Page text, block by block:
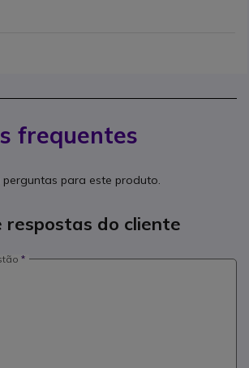
frequentes
para este produto.
respostas do cliente